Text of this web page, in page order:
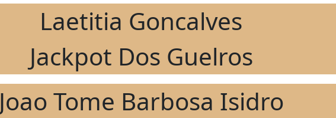
Laetitia Goncalves
Jackpot Dos Guelros
Joao Tome Barbosa Isidro